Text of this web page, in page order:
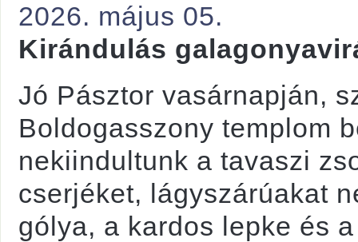
2026. május 05.
Kirándulás
Jó Pásztor vasárnapján,
Boldogasszony templom
nekiindultunk a tavaszi
cserjéket, lágyszárúakat
gólya, a kardos lepke és